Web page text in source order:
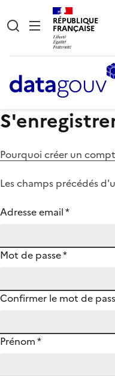
RÉPUBLIQUE
FRANÇAISE
Pourquoi créer un
Les champs précédés
Adresse email*
Mot de passe*
Confirmer le mot de
Prénom*